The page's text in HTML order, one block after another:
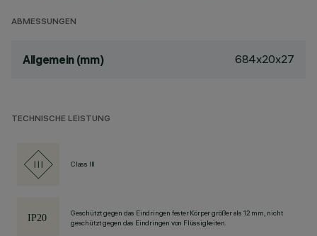
ABMESSUNGEN
Allgemein (mm) 684x20x27
TECHNISCHE LEISTUNG
Class III
Geschützt gegen das Eindringen fester Körper größer als 12 mm, nicht
geschützt gegen das Eindringen von Flüssigkeiten.